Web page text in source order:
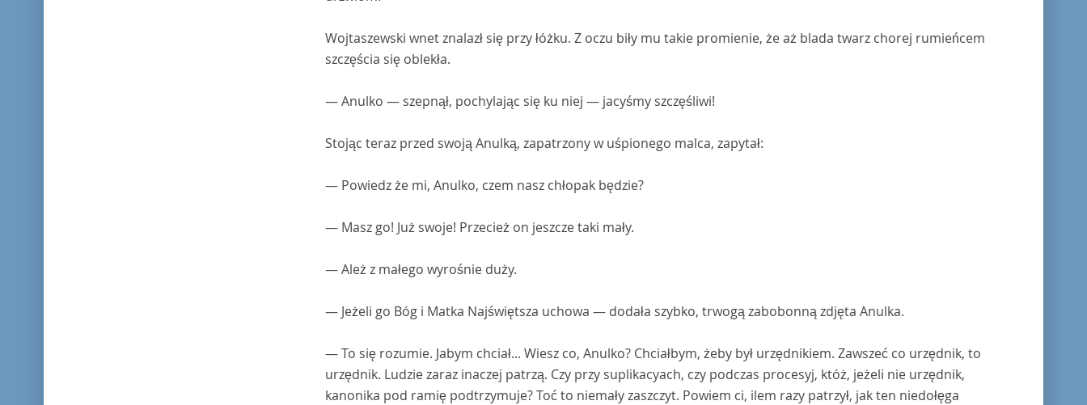
Wojtaszewski wnet znalazł się przy łóżku. Z oczu biły mu takie promienie, że aż blada twarz chorej rumieńcem
szczęścia się oblekła.
— Anulko — szepnął, pochylając się ku niej — jacyśmy szczęśliwi!
Stojąc teraz przed swoją Anulką, zapatrzony w uśpionego malca, zapytał:
— Powiedz że mi, Anulko, czem nasz chłopak będzie?
— Masz go! Już swoje! Przecież on jeszcze taki mały.
— Ależ z małego wyrośnie duży.
— Jeżeli go Bóg i Matka Najświętsza uchowa — dodała szybko, trwogą zabobonną zdjęta Anulka.
— To się rozumie. Jabym chciał... Wiesz co, Anulko? Chciałbym, żeby był urzędnikiem. Zawszeć co urzędnik, to
urzędnik. Ludzie zaraz inaczej patrzą. Czy przy suplikacyach, czy podczas procesyj, któż, jeżeli nie urzędnik,
kanonika pod ramię podtrzymuje? Toć to niemały zaszczyt. Powiem ci, ilem razy patrzył, jak ten niedołęga